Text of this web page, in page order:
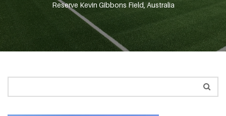
Reserve Kevin Gibbons Field, Australia